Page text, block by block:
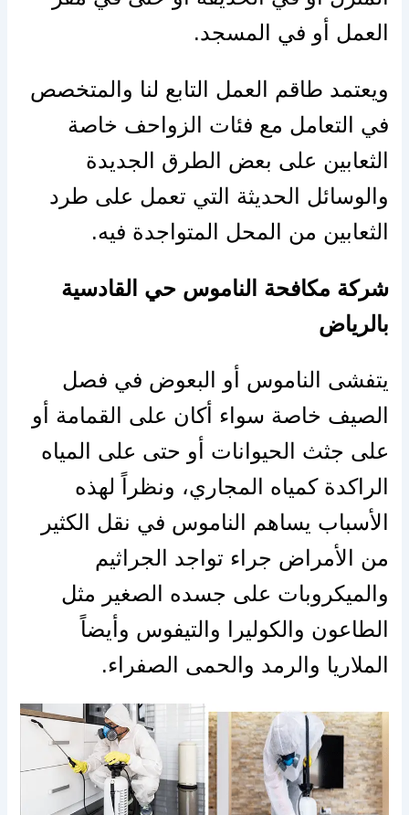
العمل أو في المسجد.
ويعتمد طاقم العمل التابع لنا والمتخصص
في التعامل مع فئات الزواحف خاصة
الثعابين على بعض الطرق الجديدة
والوسائل الحديثة التي تعمل على طرد
الثعابين من المحل المتواجدة فيه.
شركة مكافحة الناموس حي القادسية
بالرياض
يتفشى الناموس أو البعوض في فصل
الصيف خاصة سواء أكان على القمامة أو
على جثث الحيوانات أو حتى على المياه
الراكدة كمياه المجاري، ونظراً لهذه
الأسباب يساهم الناموس في نقل الكثير
من الأمراض جراء تواجد الجراثيم
والميكروبات على جسده الصغير مثل
الطاعون والكوليرا والتيفوس وأيضاً
الملاريا والرمد والحمى الصفراء.